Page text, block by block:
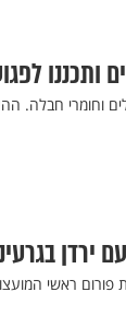
וחומרי חבלה.
ירדן
פורום ראשי